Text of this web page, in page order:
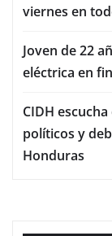
viernes en
Joven de 22
eléctrica en
CIDH
políticos y
Honduras